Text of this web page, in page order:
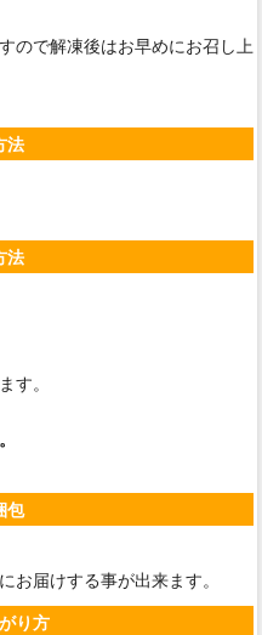
ので解凍後はお早めにお召し上
法
法
す。
包
お届けする事が出来ます。
り方